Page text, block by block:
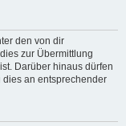
den von dir
zur Übermittlung
Darüber hinaus dürfen
an entsprechender